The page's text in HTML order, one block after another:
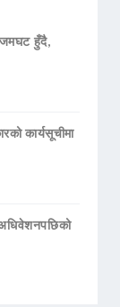
जमघट हुँदै,
कार्यसूचीमा